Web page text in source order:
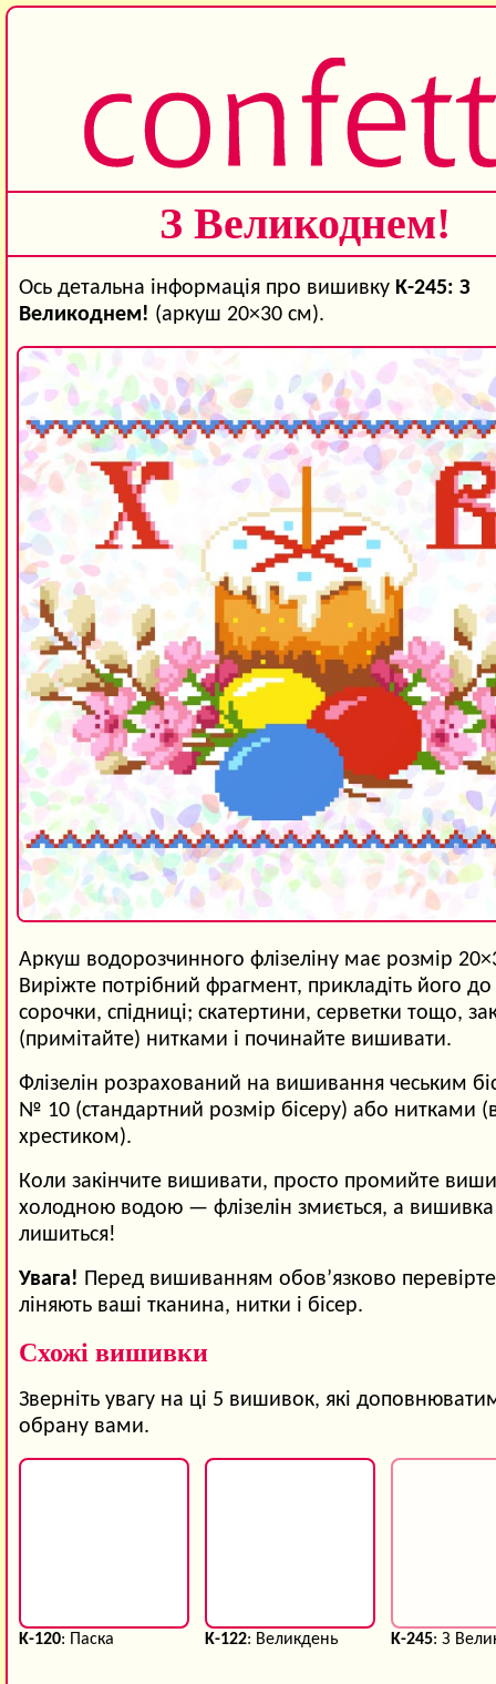
З Великоднем!
Ось детальна інформація про вишивку K-245: З
Великоднем! (аркуш 20×30 см).
Аркуш водорозчинного флізеліну має розмір
Виріжте потрібний фрагмент, прикладіть його до
сорочки, спідниці; скатертини, серветки тощо,
(примітайте) нитками і починайте вишивати.
Флізелін розрахований на вишивання чеським
№ 10 (стандартний розмір бісеру) або нитками
хрестиком).
Коли закінчите вишивати, просто промийте
холодною водою — флізелін змиється, а вишивка
лишиться!
Увага! Перед вишиванням обов’язково
ліняють ваші тканина, нитки і бісер.
Схожі вишивки
Зверніть увагу на ці 5 вишивок, які
обрану вами.
K-120: Паска K-122: Великдень K-245: З